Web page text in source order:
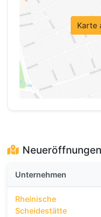
Karte
Unternehmen
Rheinische
Scheidestätte